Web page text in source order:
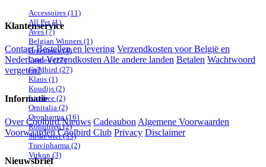
Accessoires (11)
All Pet(1)
Aves(7)
Belgian Winners (1)
Breedmax(4)
Comed(27)
Goldbird (27)
Klaus (1)
Koudijs (2)
Licefree (2)
Ornitalia (2)
Oropharma(16)
Röhnfried(2)
Suskewiet(33)
Travipharma (2)
Virkon (3)
Klantenservice
Contact Bestellen en levering Verzendkosten voor België en
Nederland Verzendkosten Alle andere landen Betalen Wachtwoord
vergeten?
Informatie
Over Coolbird Nieuws Cadeaubon Algemene Voorwaarden
Voorwaarden Coolbird Club Privacy Disclaimer
Nieuwsbrief